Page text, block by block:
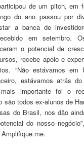
de um pitch, em
do ano passou por
a banca de
em setembro.
o potencial de
recebe apoio e
“Não estávamos em
estávamos atrás
importante foi o
são todos ex-alunos de
do Brasil, nos dão
do nosso